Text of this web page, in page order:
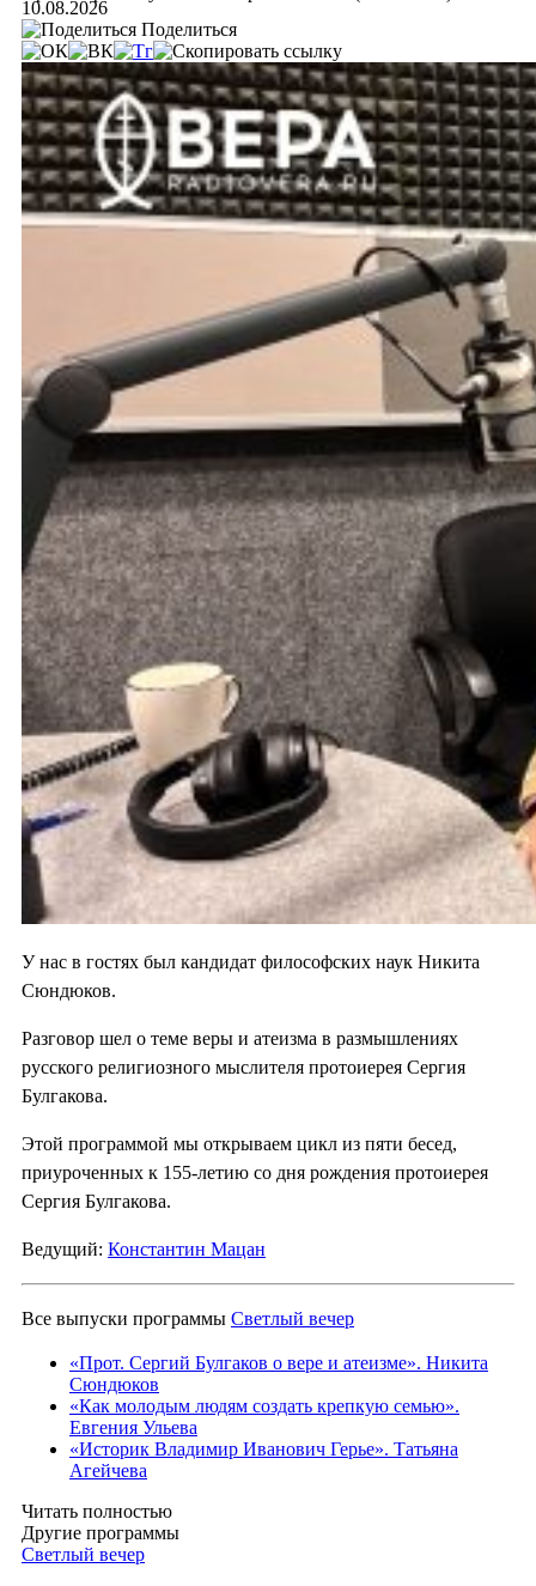
10.08.2026
Поделиться
У нас в гостях был кандидат философских наук Никита
Сюндюков.
Разговор шел о теме веры и атеизма в размышлениях
русского религиозного мыслителя протоиерея Сергия
Булгакова.
Этой программой мы открываем цикл из пяти бесед,
приуроченных к 155-летию со дня рождения протоиерея
Сергия Булгакова.
Ведущий: Константин Мацан
Все выпуски программы Светлый вечер
«Прот. Сергий Булгаков о вере и атеизме». Никита
Сюндюков
«Как молодым людям создать крепкую семью».
Евгения Ульева
«Историк Владимир Иванович Герье». Татьяна
Агейчева
Читать полностью
Другие программы
Светлый вечер